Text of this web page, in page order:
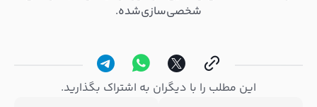
شخصی‌سازی‌شده.
این مطلب را با دیگران به اشتراک بگذارید.